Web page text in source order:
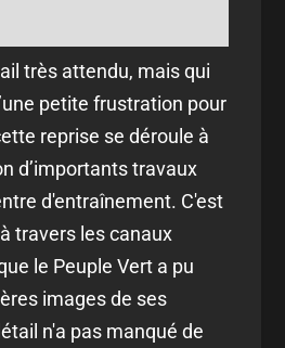
très attendu, mais qui
petite frustration pour
reprise se déroule à
d’importants travaux
d'entraînement. C'est
travers les canaux
le Peuple Vert a pu
images de ses
n'a pas manqué de